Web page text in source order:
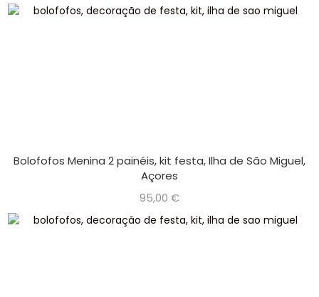
Bolofofos Menina 2 painéis, kit festa, Ilha de São Miguel,
Açores
95,00 €